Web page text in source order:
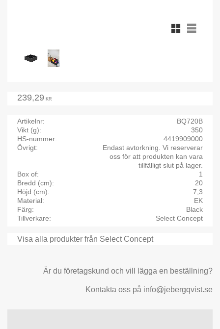
Rutnätsvy
Listvy
239,29 KR
Artikelnr
BQ720B
Vikt (g)
350
HS-nummer
4419909000
Övrigt
Endast avtorkning. Vi reserverar
oss för att produkten kan vara
tillfälligt slut på lager.
Box of
1
Bredd (cm)
20
Höjd (cm)
7,3
Material
EK
Färg
Black
Tillverkare
Select Concept
Visa alla produkter från Select Concept
Är du företagskund och vill lägga en beställning?
Kontakta oss på info@jebergqvist.se